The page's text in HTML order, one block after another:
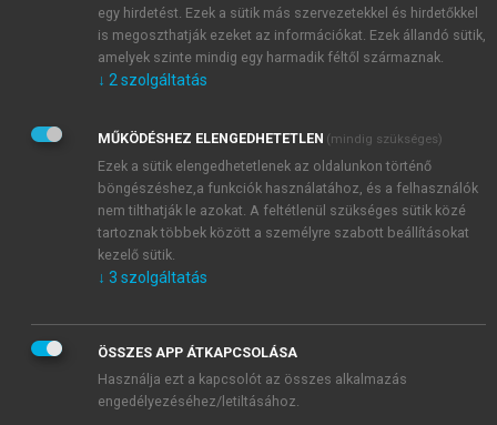
Kérek értesítést a MeRSZ újdonságairól, akcióiról.
Kérek értesítést az Akadémiai Kiadó Zrt. újdonságairól,
Adatkezelési tájékoztatóbanfoglaltakat tudomásul
veszem és elfogadom.
Általános vásárlási feltételeket, valamint a szotar.netés a
mersz.huoldalak licencszerződéseiben foglaltakat
tudomásul veszem és elfogadom.
KIPRÓBÁLOM
egy hirdetést. Ezek a sütik más szervezetekkel és hirdetőkkel
is megoszthatják ezeket az információkat. Ezek állandó sütik,
amelyek szinte mindig egy harmadik féltől származnak.
↓ 2 szolgáltatás
MŰKÖDÉSHEZ ELENGEDHETETLEN (mindig szükséges)
Ezek a sütik elengedhetetlenek az oldalunkon történő
böngészéshez,a funkciók használatához, és a felhasználók
nem tilthatják le azokat. A feltétlenül szükséges sütik közé
tartoznak többek között a személyre szabott beállításokat
kezelő sütik.
↓ 3 szolgáltatás
ÖSSZES APP ÁTKAPCSOLÁSA
Használja ezt a kapcsolót az összes alkalmazás
engedélyezéséhez/letiltásához.